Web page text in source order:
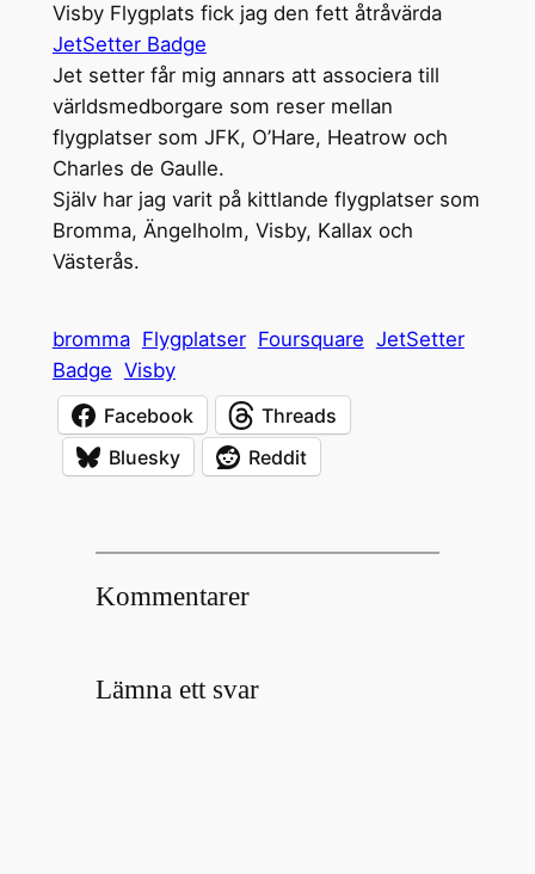
Visby Flygplats fick jag den fett åtråvärda
JetSetter Badge
Jet setter får mig annars att associera till
världsmedborgare som reser mellan
flygplatser som JFK, O’Hare, Heatrow och
Charles de Gaulle.
Själv har jag varit på kittlande flygplatser som
Bromma, Ängelholm, Visby, Kallax och
Västerås.
bromma Flygplatser Foursquare JetSetter
Badge Visby
Facebook
Threads
Bluesky
Reddit
Kommentarer
Lämna ett svar